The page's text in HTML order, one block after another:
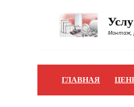
Монтаж,
ГЛАВНАЯ